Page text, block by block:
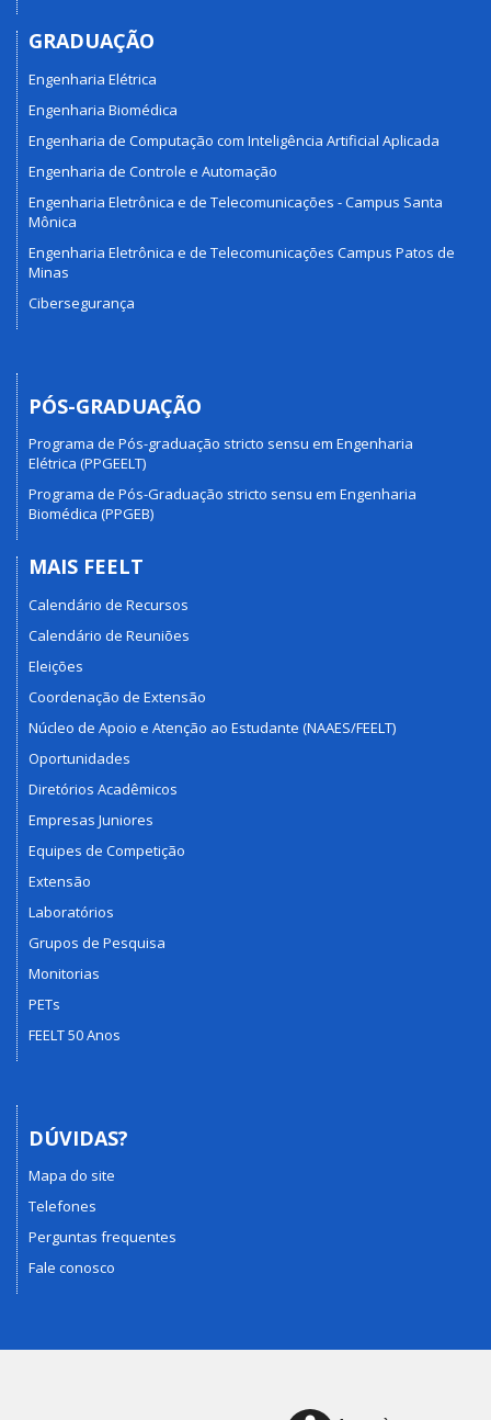
GRADUAÇÃO
Engenharia Elétrica
Engenharia Biomédica
Engenharia de Computação com Inteligência Artificial Aplicada
Engenharia de Controle e Automação
Engenharia Eletrônica e de Telecomunicações - Campus Santa
Mônica
Engenharia Eletrônica e de Telecomunicações Campus Patos de
Minas
Cibersegurança
PÓS-GRADUAÇÃO
Programa de Pós-graduação stricto sensu em Engenharia
Elétrica (PPGEELT)
Programa de Pós-Graduação stricto sensu em Engenharia
Biomédica (PPGEB)
MAIS FEELT
Calendário de Recursos
Calendário de Reuniões
Eleições
Coordenação de Extensão
Núcleo de Apoio e Atenção ao Estudante (NAAES/FEELT)
Oportunidades
Diretórios Acadêmicos
Empresas Juniores
Equipes de Competição
Extensão
Laboratórios
Grupos de Pesquisa
Monitorias
PETs
FEELT 50 Anos
DÚVIDAS?
Mapa do site
Telefones
Perguntas frequentes
Fale conosco